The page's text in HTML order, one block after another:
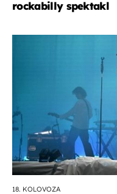
rockabilly spektakl
18. KOLOVOZA